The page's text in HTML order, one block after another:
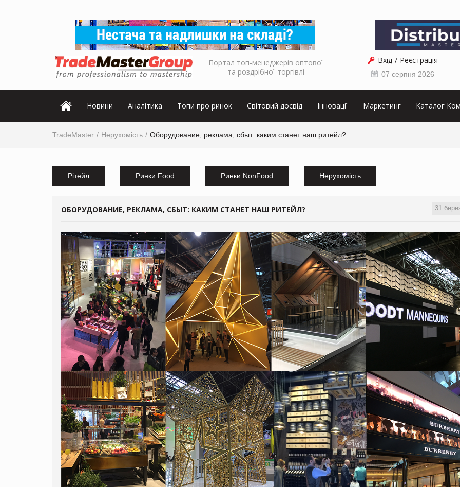
Портал топ-менеджерів оптової
та роздрібної торгівлі
Вхід Реєстрація
07 серпня 2026
Новини Аналітика Топи про ринок Світовий досвід Інновації Маркетинг Каталог
TradeMaster Нерухомість Оборудование, реклама, сбыт: каким станет наш ритейл?
Рітейл Ринки Food Ринки NonFood Нерухомість
31
ОБОРУДОВАНИЕ, РЕКЛАМА, СБЫТ: КАКИМ СТАНЕТ НАШ РИТЕЙЛ?